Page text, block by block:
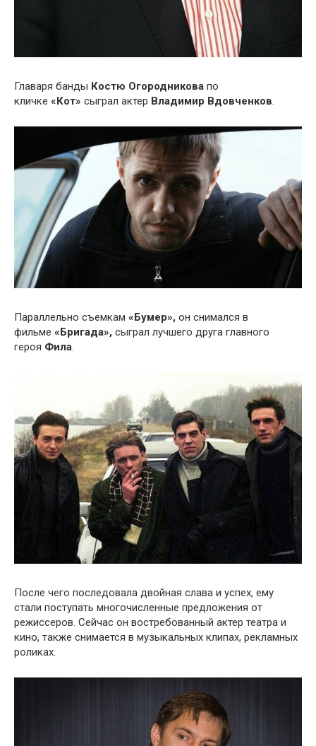
Главаря банды Костю Огородникова по
кличке «Кот» сыграл актер Владимир Вдовченков.
Параллельно съемкам «Бумер», он снимался в
фильме «Бригада», сыграл лучшего друга главного
героя Фила.
После чего последовала двойная слава и успех, ему
стали поступать многочисленные предложения от
режиссеров. Сейчас он востребованный актер театра и
кино, также снимается в музыкальных клипах, рекламных
роликах.